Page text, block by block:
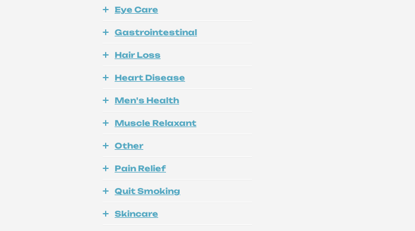
Eye Care
Gastrointestinal
Hair Loss
Heart Disease
Men's Health
Muscle Relaxant
Other
Pain Relief
Quit Smoking
Skincare